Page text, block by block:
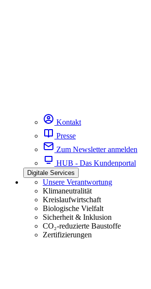
Kontakt
Presse
Zum Newsletter anmelden
HUB - Das Kundenportal
Digitale Services
Unsere Verantwortung
Klimaneutralität
Kreislaufwirtschaft
Biologische Vielfalt
Sicherheit & Inklusion
CO₂-reduzierte Baustoffe
Zertifizierungen